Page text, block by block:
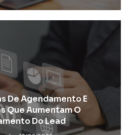
De Agendamento E
Que Aumentam O
Do Lead